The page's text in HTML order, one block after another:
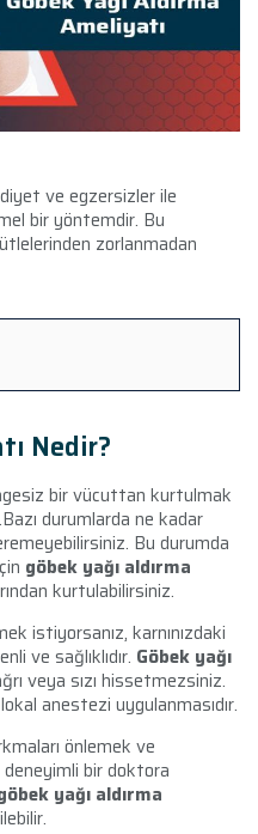
diyet ve egzersizler ile
bir yöntemdir. Bu
zorlanmadan
Nedir?
bir vücuttan kurtulmak
durumlarda ne kadar
Bu durumda
göbek yağı aldırma
kurtulabilirsiniz.
istiyorsanız, karnınızdaki
ve sağlıklıdır. Göbek yağı
veya sızı hissetmezsiniz.
anestezi uygulanmasıdır.
önlemek ve
bir doktora
yağı aldırma